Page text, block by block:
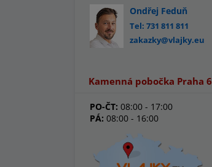
Ondřej Feduň
Tel: 731 811 811
zakazky@vlajky.eu
Kamenná pobočka Praha 6
PO-ČT: 08:00 - 17:00
PÁ: 08:00 - 16:00